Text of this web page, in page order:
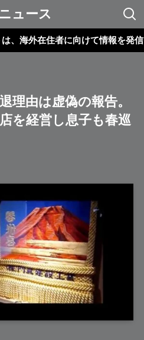
ュース
在住者に向けて情報を発信してい
理由は虚偽の報告。
を経営し息子も春巡